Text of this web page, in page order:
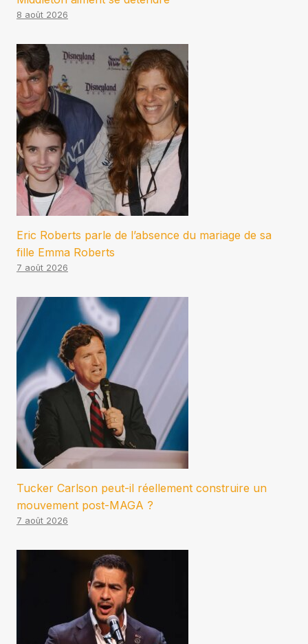
8 août 2026
Eric Roberts parle de l’absence du mariage de sa
fille Emma Roberts
7 août 2026
Tucker Carlson peut-il réellement construire un
mouvement post-MAGA ?
7 août 2026